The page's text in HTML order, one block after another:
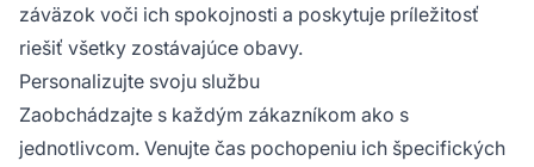
záväzok voči ich spokojnosti a poskytuje príležitosť
riešiť všetky zostávajúce obavy.
Personalizujte svoju službu
Zaobchádzajte s každým zákazníkom ako s
jednotlivcom. Venujte čas pochopeniu ich špecifických